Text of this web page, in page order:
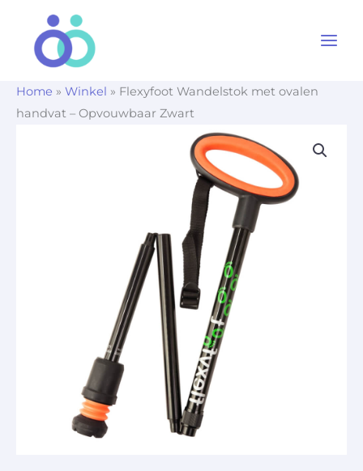
Home » Winkel » Flexyfoot Wandelstok met ovalen
handvat – Opvouwbaar Zwart